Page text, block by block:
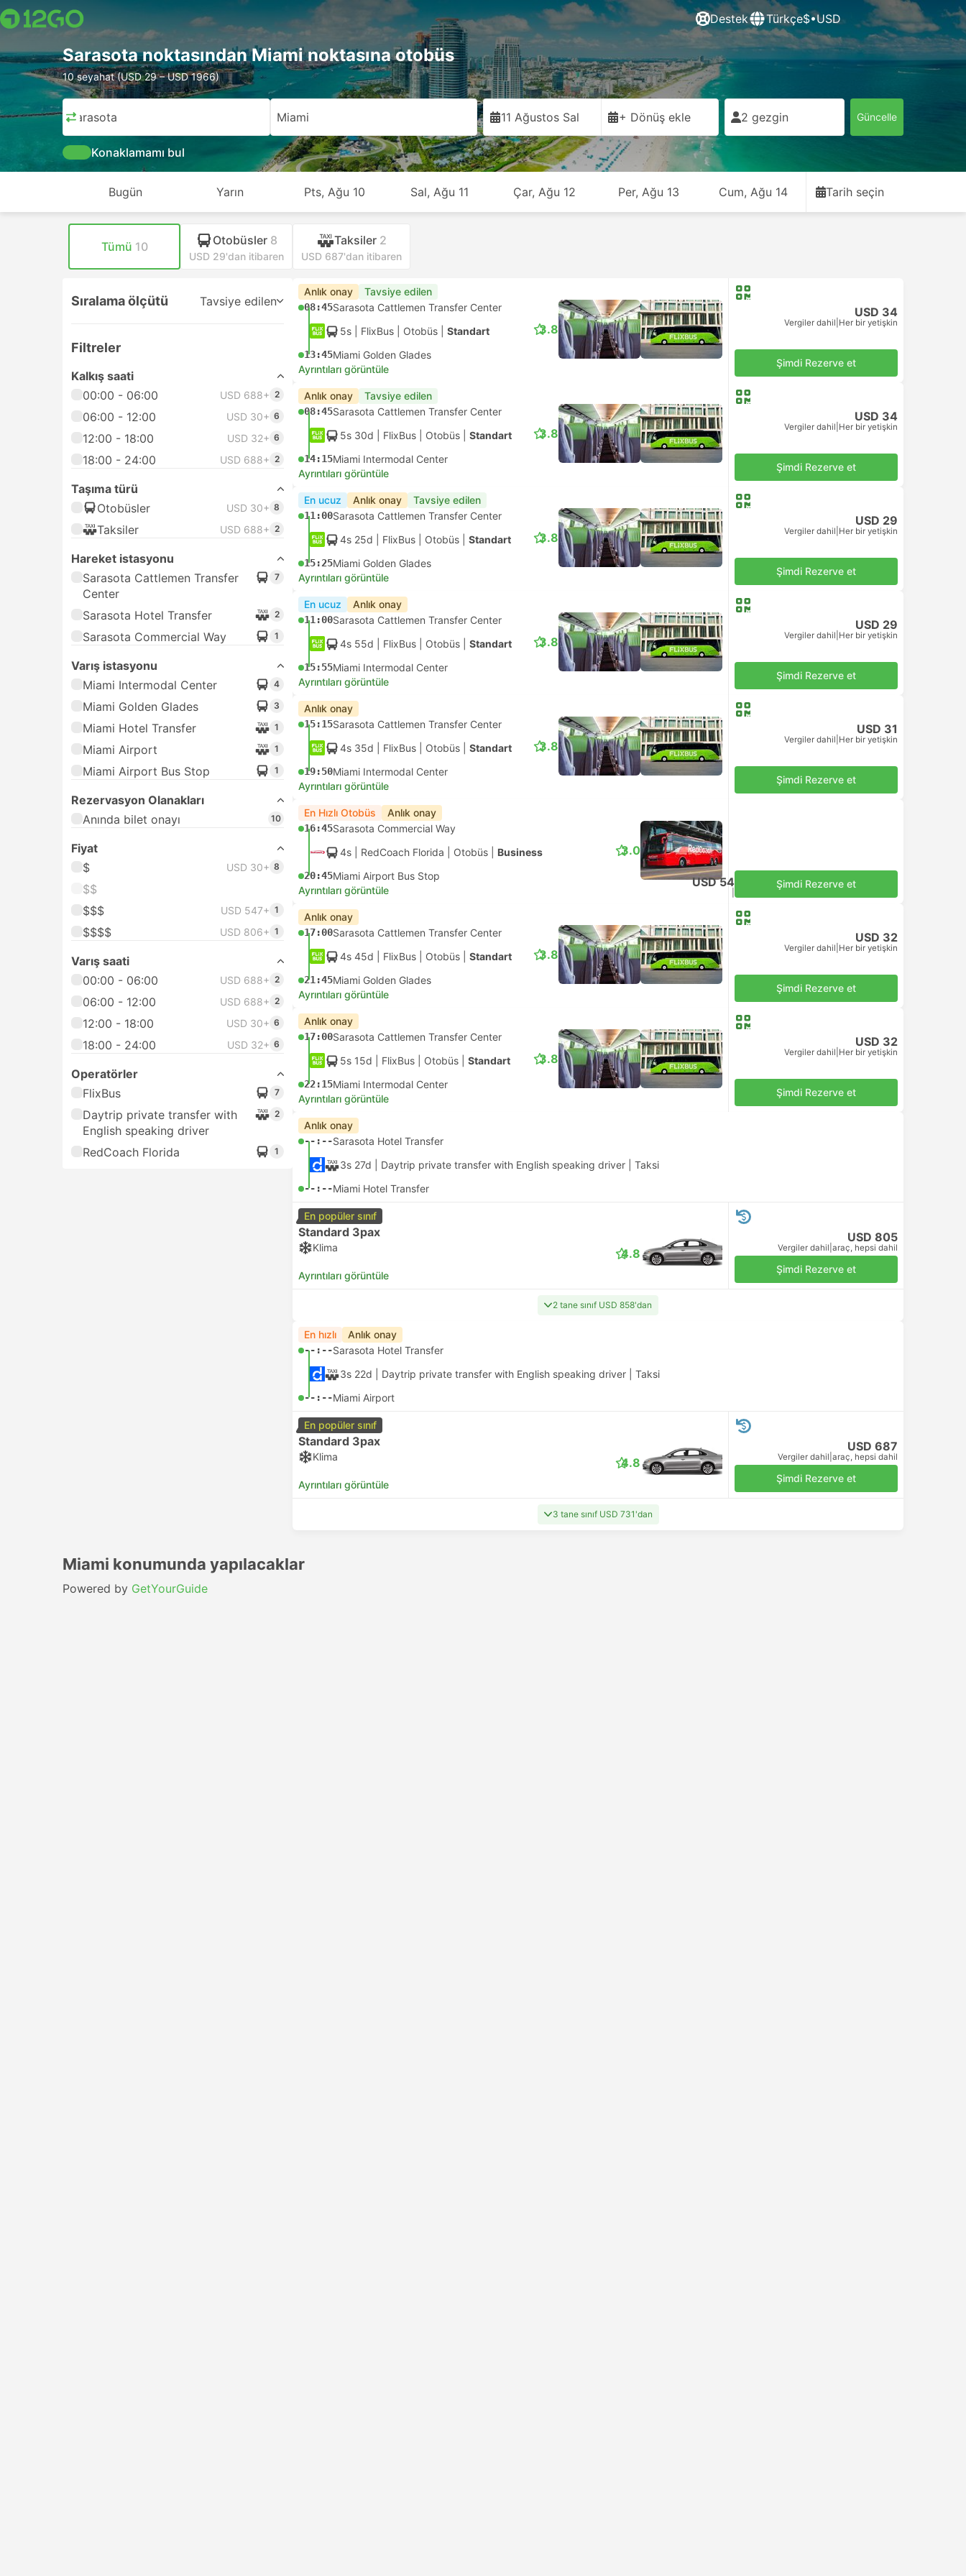
Destek Türkçe$•USD
Sarasota noktasından Miami noktasına otobüs
10 seyahat (USD 29 – USD 1966)
Sarasota Miami 11 Ağustos Sal + Dönüş ekle 2 gezgin Güncelle
Konaklamamı bul
Bugün Yarın Pts, Ağu 10 Sal, Ağu 11 Çar, Ağu 12 Per, Ağu 13 Cum, Ağu 14 Tarih seçin
Tümü 10 Otobüsler 8
USD 29'dan itibaren
Taksiler 2
USD 687'dan itibaren
Sıralama ölçütü Tavsiye edilen
Filtreler
Kalkış saati
00:00 - 06:00
USD 688+ 2
06:00 - 12:00 USD 30+ 6
12:00 - 18:00 USD 32+ 6
18:00 - 24:00 USD 688+ 2
Taşıma türü
Otobüsler
USD 30+ 8
Taksiler USD 688+ 2
Hareket istasyonu
Sarasota Cattlemen Transfer
Center
7
Sarasota Hotel Transfer 2
Sarasota Commercial Way 1
Varış istasyonu
Miami Intermodal Center
4
Miami Golden Glades 3
Miami Hotel Transfer 1
Miami Airport 1
Miami Airport Bus Stop 1
Rezervasyon Olanakları
Anında bilet onayı
10
Fiyat
$
USD 30+ 8
$$
$$$
USD 547+ 1
$$$$ USD 806+ 1
Varış saati
00:00 - 06:00
USD 688+ 2
06:00 - 12:00 USD 688+ 2
12:00 - 18:00 USD 30+ 6
18:00 - 24:00 USD 32+ 6
Operatörler
FlixBus
7
Daytrip private transfer with
English speaking driver
2
RedCoach Florida 1
Anlık onay Tavsiye edilen
08:45Sarasota Cattlemen Transfer Center
5s | FlixBus Otobüs Standart
13:45Miami Golden Glades
3.8
Ayrıntıları görüntüle
USD 34
Vergiler dahil Her bir yetişkin
Şimdi Rezerve et
Anlık onay Tavsiye edilen
08:45Sarasota Cattlemen Transfer Center
5s 30d | FlixBus Otobüs Standart
14:15Miami Intermodal Center
3.8
Ayrıntıları görüntüle
USD 34
Vergiler dahil Her bir yetişkin
Şimdi Rezerve et
En ucuz Anlık onay Tavsiye edilen
11:00Sarasota Cattlemen Transfer Center
4s 25d | FlixBus Otobüs Standart
15:25Miami Golden Glades
3.8
Ayrıntıları görüntüle
USD 29
Vergiler dahil Her bir yetişkin
Şimdi Rezerve et
En ucuz Anlık onay
11:00Sarasota Cattlemen Transfer Center
4s 55d | FlixBus Otobüs Standart
15:55Miami Intermodal Center
3.8
Ayrıntıları görüntüle
USD 29
Vergiler dahil Her bir yetişkin
Şimdi Rezerve et
Anlık onay
15:15Sarasota Cattlemen Transfer Center
4s 35d | FlixBus Otobüs Standart
19:50Miami Intermodal Center
3.8
Ayrıntıları görüntüle
USD 31
Vergiler dahil Her bir yetişkin
Şimdi Rezerve et
En Hızlı Otobüs Anlık onay
16:45Sarasota Commercial Way
4s | RedCoach Florida Otobüs Business
20:45Miami Airport Bus Stop
3.0
Ayrıntıları görüntüle
USD 54
Vergiler dahil
Her bir yetişkin
Şimdi Rezerve et
Anlık onay
17:00Sarasota Cattlemen Transfer Center
4s 45d | FlixBus Otobüs Standart
21:45Miami Golden Glades
3.8
Ayrıntıları görüntüle
USD 32
Vergiler dahil Her bir yetişkin
Şimdi Rezerve et
Anlık onay
17:00Sarasota Cattlemen Transfer Center
5s 15d | FlixBus Otobüs Standart
22:15Miami Intermodal Center
3.8
Ayrıntıları görüntüle
USD 32
Vergiler dahil Her bir yetişkin
Şimdi Rezerve et
Anlık onay
--:--Sarasota Hotel Transfer
3s 27d | Daytrip private transfer with English speaking driver Taksi
--:--Miami Hotel Transfer
En popüler sınıf
Standard 3pax
Klima
Ayrıntıları görüntüle
4.8
USD 805
Vergiler dahil araç, hepsi dahil
Şimdi Rezerve et
2 tane sınıf USD 858'dan
En hızlı Anlık onay
--:--Sarasota Hotel Transfer
3s 22d | Daytrip private transfer with English speaking driver Taksi
--:--Miami Airport
En popüler sınıf
Standard 3pax
Klima
Ayrıntıları görüntüle
4.8
USD 687
Vergiler dahil araç, hepsi dahil
Şimdi Rezerve et
3 tane sınıf USD 731'dan
Miami konumunda yapılacaklar
Powered by GetYourGuide